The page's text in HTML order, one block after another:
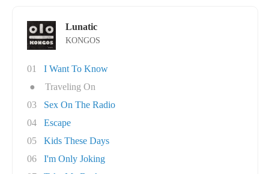
Lunatic
KONGOS
01
I Want To Know
●
Traveling On
03
Sex On The Radio
04
Escape
05
Kids These Days
06
I'm Only Joking